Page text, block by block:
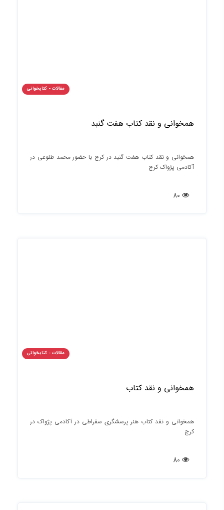
مقالات - کتابخوانی
همخوانی و نقد کتاب هفت گنبد
همخوانی و نقد کتاب هفت گنبد در کرج با حضور محمد طلوعی در
آکادمی پژواک کرج
مقالات - کتابخوانی
همخوانی و نقد کتاب
همخوانی و نقد کتاب هنر پرسشگری سقراطی در آکادمی پژواک در
کرج